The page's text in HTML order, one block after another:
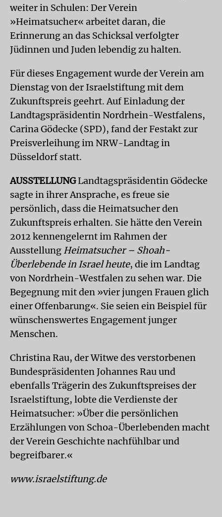
weiter in Schulen: Der Verein
»Heimatsucher« arbeitet daran, die
Erinnerung an das Schicksal verfolgter
Jüdinnen und Juden lebendig zu halten.
Für dieses Engagement wurde der Verein am
Dienstag von der Israelstiftung mit dem
Zukunftspreis geehrt. Auf Einladung der
Landtagspräsidentin Nordrhein-Westfalens,
Carina Gödecke (SPD), fand der Festakt zur
Preisverleihung im NRW-Landtag in
Düsseldorf statt.
AUSSTELLUNGLandtagspräsidentin Gödecke
sagte in ihrer Ansprache, es freue sie
persönlich, dass die Heimatsucher den
Zukunftspreis erhalten. Sie hätte den Verein
2012 kennengelernt im Rahmen der
Ausstellung Heimatsucher – Shoah-
Überlebende in Israel heute, die im Landtag
von Nordrhein-Westfalen zu sehen war. Die
Begegnung mit den »vier jungen Frauen glich
einer Offenbarung«. Sie seien ein Beispiel für
wünschenswertes Engagement junger
Menschen.
Christina Rau, der Witwe des verstorbenen
Bundespräsidenten Johannes Rau und
ebenfalls Trägerin des Zukunftspreises der
Israelstiftung, lobte die Verdienste der
Heimatsucher: »Über die persönlichen
Erzählungen von Schoa-Überlebenden macht
der Verein Geschichte nachfühlbar und
begreifbarer.«
www.israelstiftung.de